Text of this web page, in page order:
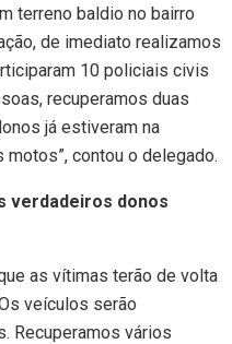
terreno baldio no bairro
de imediato realizamos
10 policiais civis
recuperamos duas
já estiveram na
contou o delegado.
verdadeiros donos
as vítimas terão de volta
veículos serão
Recuperamos vários